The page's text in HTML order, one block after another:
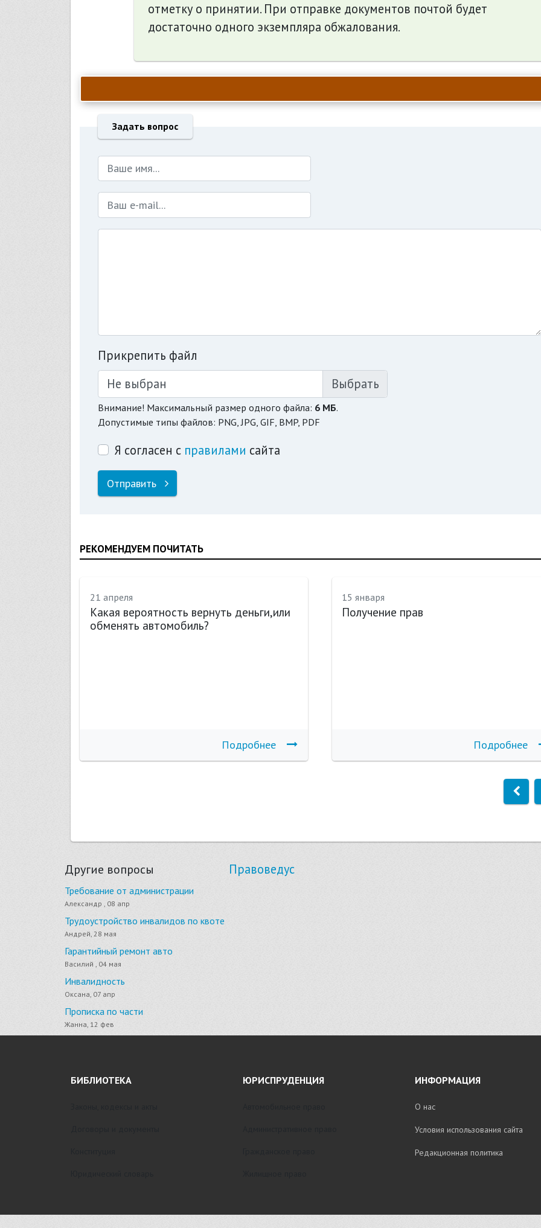
отметку о принятии. При отправке документов почтой будет
достаточно одного экземпляра обжалования.
Задать вопрос
Прикрепить файл
Не выбран
Внимание! Максимальный размер одного файла: 6 МБ.
Допустимые типы файлов: PNG, JPG, GIF, BMP, PDF
Я согласен с правилами сайта
Отправить
РЕКОМЕНДУЕМ ПОЧИТАТЬ
21 апреля
Какая вероятность вернуть деньги,или
обменять автомобиль?
Подробнее
15 января
Получение прав
Подробнее
Другие вопросы
Требование от администрации
Александр , 08 апр
Трудоустройство инвалидов по квоте
Андрей, 28 мая
Гарантийный ремонт авто
Василий , 04 мая
Инвалидность
Оксана, 07 апр
Прописка по части
Жанна, 12 фев
Правоведус
БИБЛИОТЕКА ЮРИСПРУДЕНЦИЯ ИНФОРМАЦИЯ
О нас
Условия использования сайта
Редакционная политика